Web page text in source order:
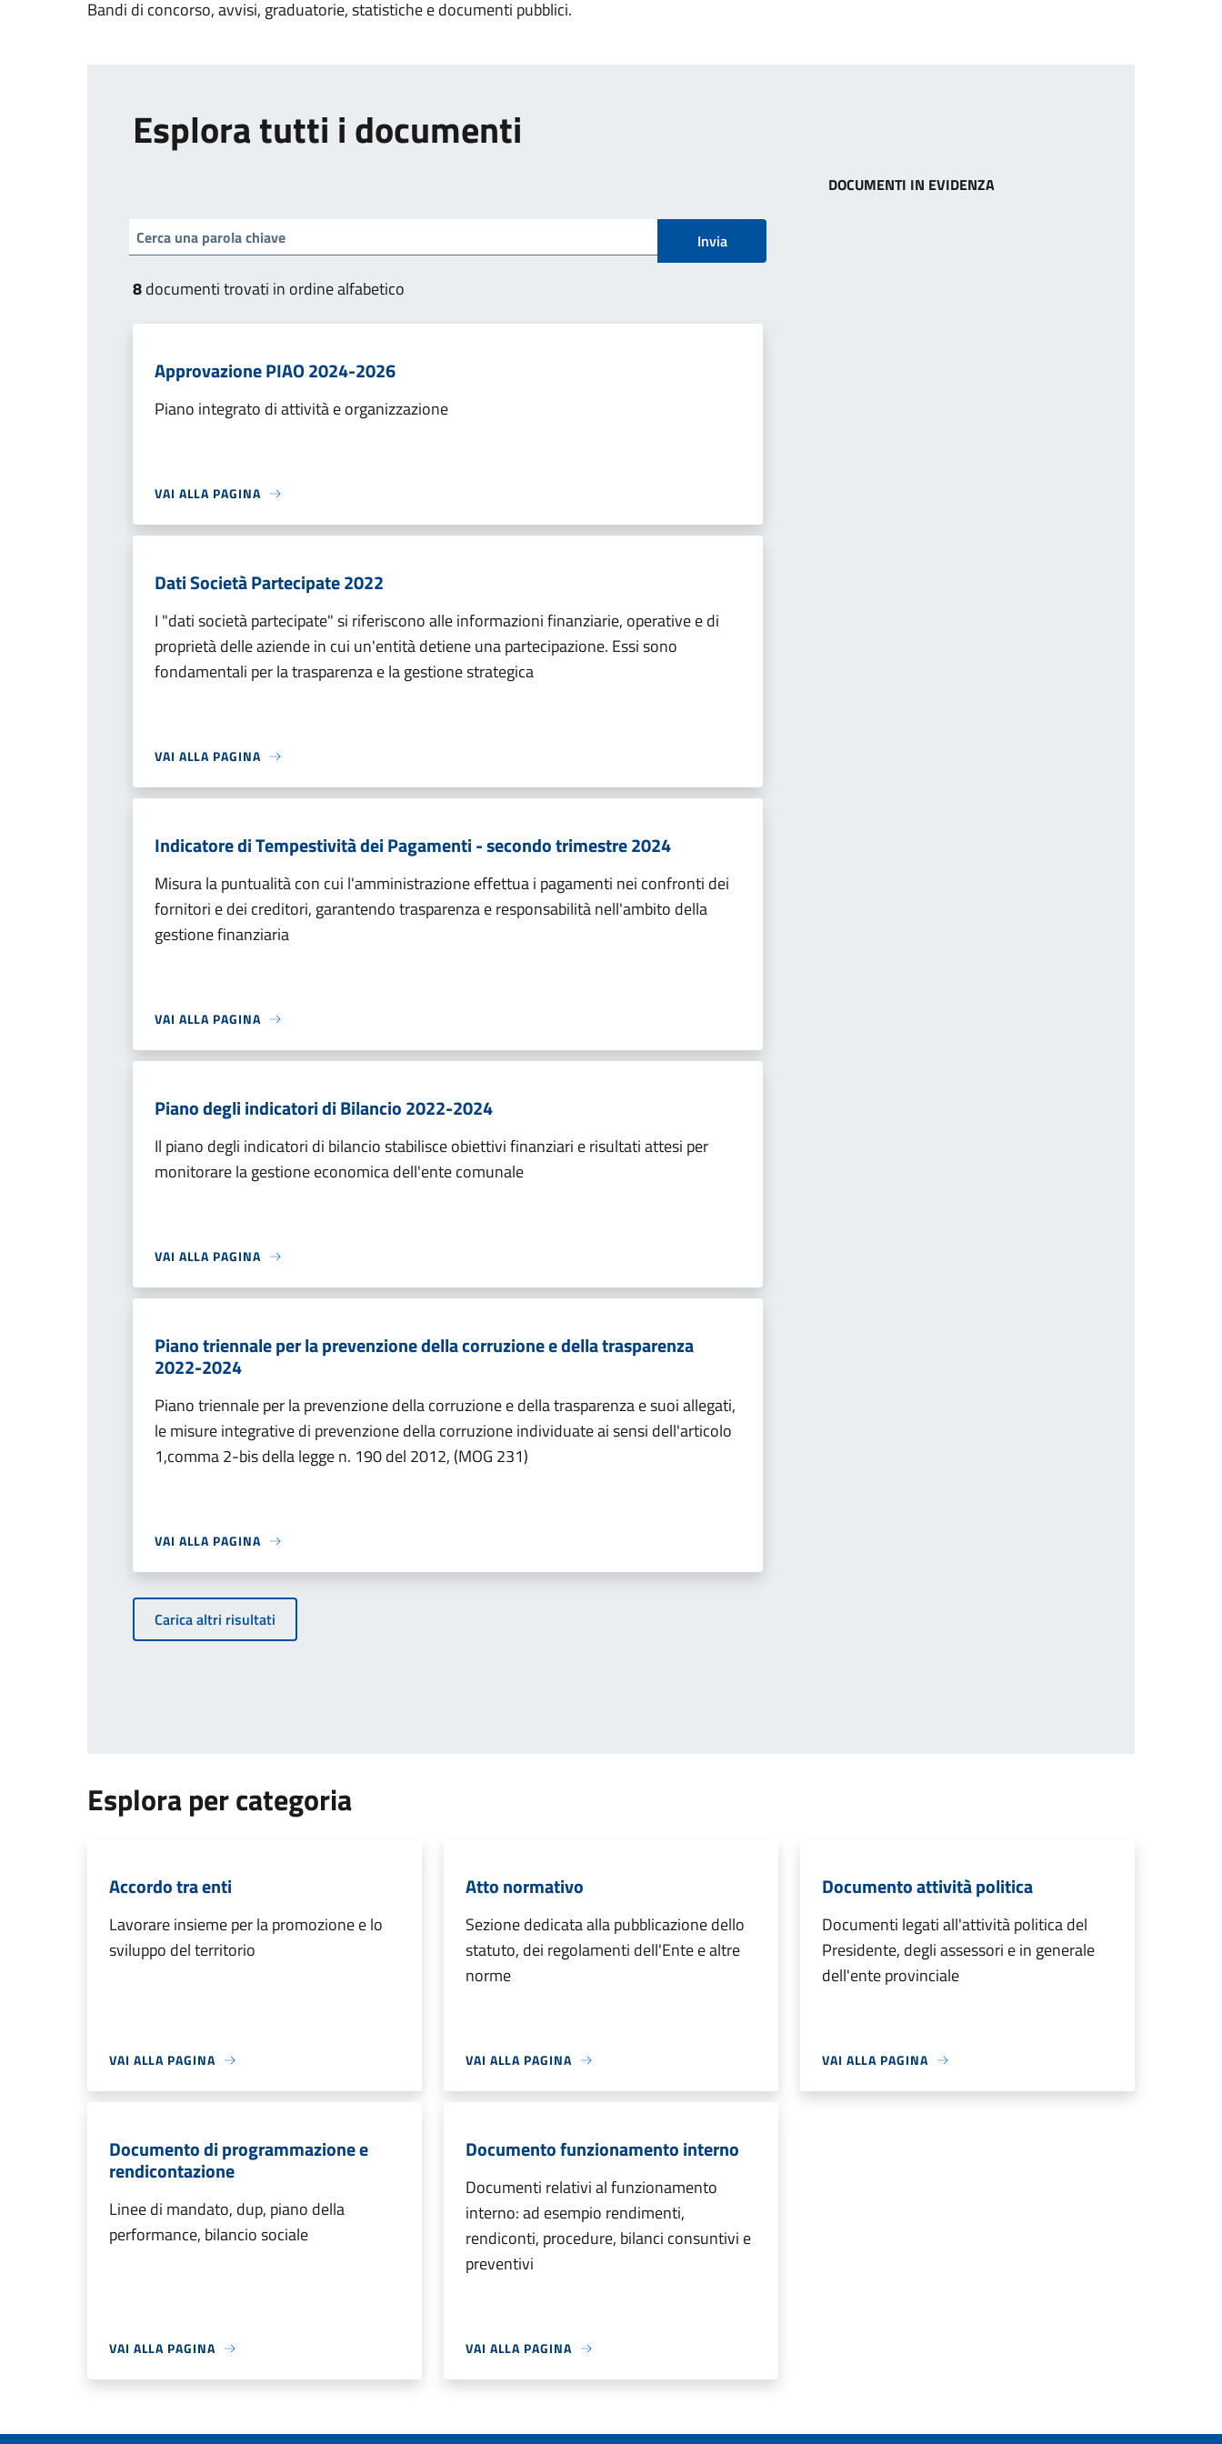
Bandi di concorso, avvisi, graduatorie, statistiche e documenti pubblici.
Esplora tutti i documenti
Invia
8documenti trovati in ordine alfabetico
Approvazione PIAO 2024-2026
Piano integrato di attività e organizzazione
VAI ALLA PAGINA
Dati Società Partecipate 2022
I "dati società partecipate" si riferiscono alle informazioni finanziarie, operative e di
proprietà delle aziende in cui un'entità detiene una partecipazione. Essi sono
fondamentali per la trasparenza e la gestione strategica
VAI ALLA PAGINA
Indicatore di Tempestività dei Pagamenti - secondo trimestre 2024
Misura la puntualità con cui l'amministrazione effettua i pagamenti nei confronti dei
fornitori e dei creditori, garantendo trasparenza e responsabilità nell'ambito della
gestione finanziaria
VAI ALLA PAGINA
Piano degli indicatori di Bilancio 2022-2024
Il piano degli indicatori di bilancio stabilisce obiettivi finanziari e risultati attesi per
monitorare la gestione economica dell'ente comunale
VAI ALLA PAGINA
Piano triennale per la prevenzione della corruzione e della trasparenza
2022-2024
Piano triennale per la prevenzione della corruzione e della trasparenza e suoi allegati,
le misure integrative di prevenzione della corruzione individuate ai sensi dell'articolo
1,comma 2-bis della legge n. 190 del 2012, (MOG 231)
VAI ALLA PAGINA
Carica altri risultati
DOCUMENTI IN EVIDENZA
Esplora per categoria
Accordo tra enti
Lavorare insieme per la promozione e lo
sviluppo del territorio
VAI ALLA PAGINA
Atto normativo
Sezione dedicata alla pubblicazione dello
statuto, dei regolamenti dell'Ente e altre
norme
VAI ALLA PAGINA
Documento attività politica
Documenti legati all'attività politica del
Presidente, degli assessori e in generale
dell'ente provinciale
VAI ALLA PAGINA
Documento di programmazione e
rendicontazione
Linee di mandato, dup, piano della
performance, bilancio sociale
VAI ALLA PAGINA
Documento funzionamento interno
Documenti relativi al funzionamento
interno: ad esempio rendimenti,
rendiconti, procedure, bilanci consuntivi e
preventivi
VAI ALLA PAGINA